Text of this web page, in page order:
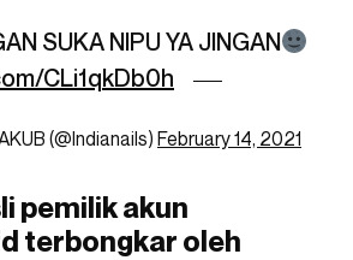
SUKA NIPU YA JINGAN
CLi1qkDb0h
(@Indianails) February 14, 2021
pemilik akun
terbongkar oleh